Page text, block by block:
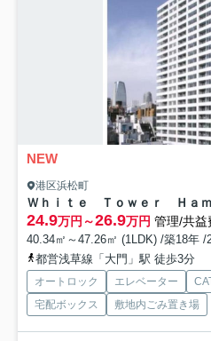
NEW
港区浜松町
24.9万円～26.9万円 管理/共益
40.34㎡～47.26㎡ (1LDK) /築18年 /
都営浅草線「大門」駅 徒歩3分
オートロック エレベーター
宅配ボックス
敷地内ごみ置き場